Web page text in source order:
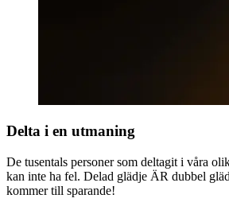
Delta i en utmaning
De tusentals personer som deltagit i våra
kan inte ha fel. Delad glädje ÄR dubbel
kommer till sparande!